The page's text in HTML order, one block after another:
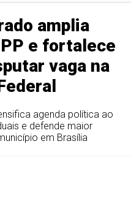
amplia
e fortalece
vaga na
agenda política ao
e defende maior
em Brasília